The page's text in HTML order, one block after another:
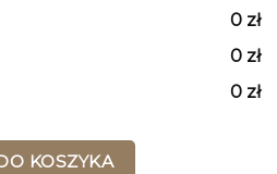
0 zł
0 zł
0 zł
Brytania i Irlandia Retro Brown
KOSZYKA